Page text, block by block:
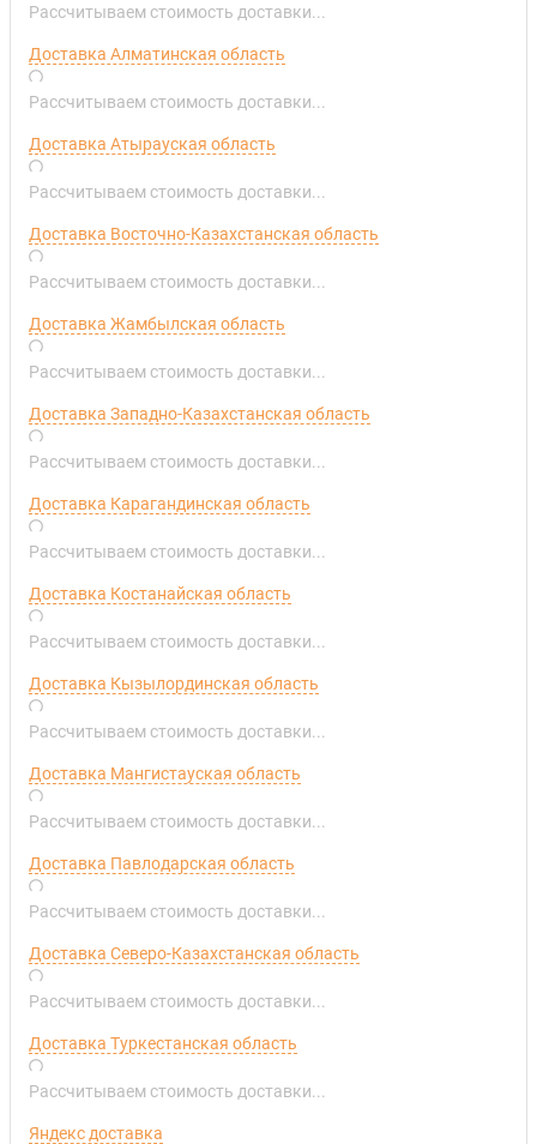
Рассчитываем стоимость доставки...
Доставка Алматинская область
Рассчитываем стоимость доставки...
Доставка Атырауская область
Рассчитываем стоимость доставки...
Доставка Восточно-Казахстанская область
Рассчитываем стоимость доставки...
Доставка Жамбылская область
Рассчитываем стоимость доставки...
Доставка Западно-Казахстанская область
Рассчитываем стоимость доставки...
Доставка Карагандинская область
Рассчитываем стоимость доставки...
Доставка Костанайская область
Рассчитываем стоимость доставки...
Доставка Кызылординская область
Рассчитываем стоимость доставки...
Доставка Мангистауская область
Рассчитываем стоимость доставки...
Доставка Павлодарская область
Рассчитываем стоимость доставки...
Доставка Северо-Казахстанская область
Рассчитываем стоимость доставки...
Доставка Туркестанская область
Рассчитываем стоимость доставки...
Яндекс доставка